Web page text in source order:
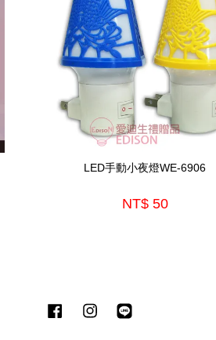
LED手動小夜燈WE-6906
NT$ 50
Facebook Instagram